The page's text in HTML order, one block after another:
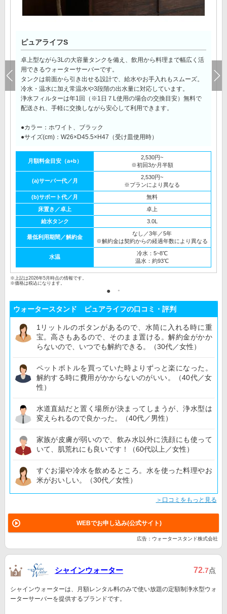
ピュアライフS
卓上型ながら3Lの大容量タンクを備え、飲用から料理まで幅広く活
用できるウォーターサーバーです。
タンクは前面から引き出せる設計で、給水やお手入れもスムーズ。
冷水・温水に加え常温水や3段階の出水量に対応しています。
浄水フィルターは年1回（※1日７L使用の場合の交換目安）無料で
配送され、手軽に交換しながら安心して利用できます。
●カラー：ホワイト、ブラック
●サイズ(cm)：W26×D45.5×H47（受け皿使用時）
月額料金目安（a+b）
2,530円~
※初回3か月半額
(a)サーバー代／月
2,530円~
※プランにより異なる
(b)サポート代／月
無料
床置き／卓上
卓上
給水タンク
3.0L
最低利用期間／解約金
なし／3年／5年
※解約金は契約からの経過年数により異なる
水温
冷水：5~8℃
温水：約93℃
※上記は2026年5月時点の情報です。
※価格は税込になります。
ウォータースタンド ピュアライフの口コミ・評判
1リットルのボタンがあるので、水筒に入れる時に重
宝。高さもあるので、そのまま置ける。解約金がかか
らないので、いつでも解約できる。（30代／女性）
ペットボトルを買っていた時よりずっと楽になった。
解約する時に費用がかからないのがいい。（40代／女
性）
水道直結だと置く場所が決まってしまうが、浄水型は
変えられるので良かった。（40代／男性）
家族が皮膚が弱いので、飲み水以外に洗顔にも使って
いて、肌荒れにも良いです！（60代以上／女性）
すぐお湯や冷水を飲めるところ。水を使った料理やお
米がおいしい。（30代／女性）
＞口コミをもっと見る
WEBでお申し込み(公式サイト)
広告：ウォータースタンド株式会社
シャインウォーター 72.7点
シャインウォーターは、月額レンタル料のみで使い放題の定額制浄水型ウォ
ーターサーバーを提供するブランドです。